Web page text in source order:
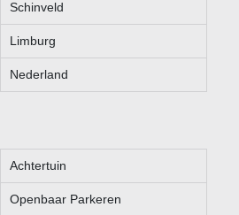
Schinveld
Limburg
Nederland
Achtertuin
Openbaar Parkeren